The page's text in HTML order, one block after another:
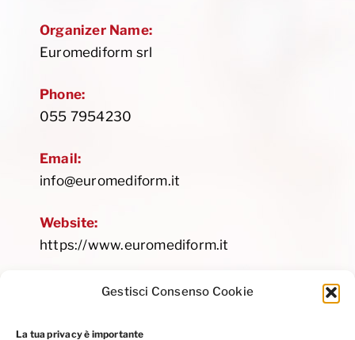
Gestisci Consenso Cookie
La tua privacy è importante
Organizer Name:
Euromediform srl
Phone:
055 7954230
Email:
info@euromediform.it
Website:
https://www.euromediform.it